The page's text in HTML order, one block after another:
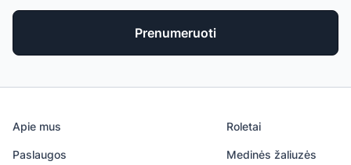
Prenumeruoti
Apie mus
Paslaugos
Roletai
Medinės žaliuzės